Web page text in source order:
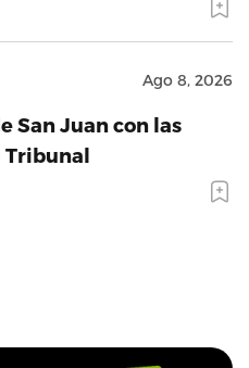
Ago 8, 2026
San Juan con las
Tribunal